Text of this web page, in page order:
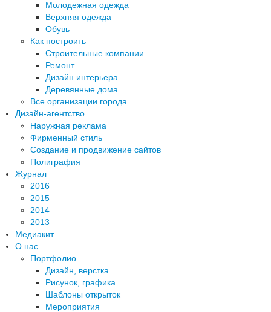
Молодежная одежда
Верхняя одежда
Обувь
Как построить
Строительные компании
Ремонт
Дизайн интерьера
Деревянные дома
Все организации города
Дизайн-агентство
Наружная реклама
Фирменный стиль
Создание и продвижение сайтов
Полиграфия
Журнал
2016
2015
2014
2013
Медиакит
О нас
Портфолио
Дизайн, верстка
Рисунок, графика
Шаблоны открыток
Мероприятия